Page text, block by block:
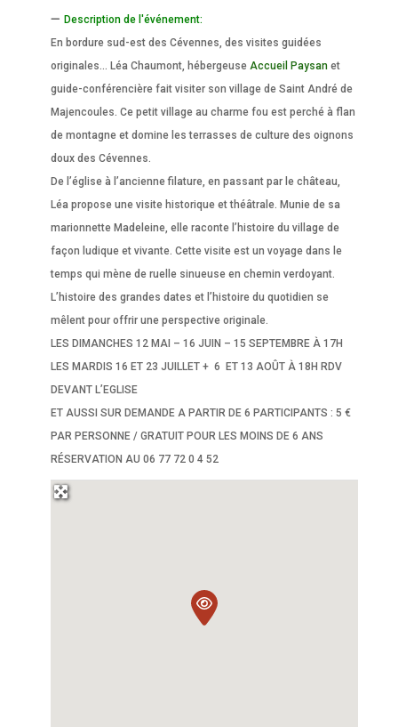
Description de l'événement:
En bordure sud-est des Cévennes, des visites guidées
originales… Léa Chaumont, hébergeuse Accueil Paysanet
guide-conférencière fait visiter son village de Saint André de
Majencoules. Ce petit village au charme fou est perché à flan
de montagne et domine les terrasses de culture des oignons
doux des Cévennes.
De l’église à l’ancienne filature, en passant par le château,
Léa propose une visite historique et théâtrale. Munie de sa
marionnette Madeleine, elle raconte l’histoire du village de
façon ludique et vivante. Cette visite est un voyage dans le
temps qui mène de ruelle sinueuse en chemin verdoyant.
L’histoire des grandes dates et l’histoire du quotidien se
mêlent pour offrir une perspective originale.
LES DIMANCHES 12 MAI – 16 JUIN – 15 SEPTEMBRE À 17H
LES MARDIS 16 ET 23 JUILLET + 6 ET 13 AOÛT À 18H RDV
DEVANT L’EGLISE
ET AUSSI SUR DEMANDE A PARTIR DE 6 PARTICIPANTS : 5 €
PAR PERSONNE / GRATUIT POUR LES MOINS DE 6 ANS
RÉSERVATION AU 06 77 72 0 4 52